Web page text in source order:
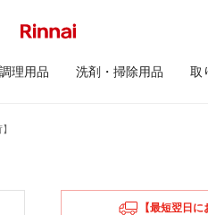
理用品 洗剤・掃除用品 取
【最短翌日